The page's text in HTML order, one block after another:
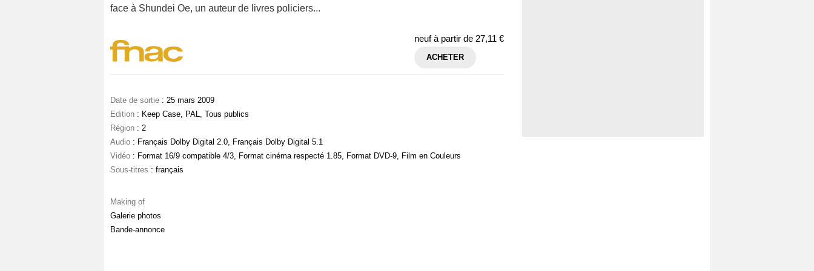
face à Shundei Oe, un auteur de livres policiers...
neuf à partir de 27,11 €
ACHETER
Date de sortie : 25 mars 2009
Edition : Keep Case, PAL, Tous publics
Région : 2
Audio : Français Dolby Digital 2.0, Français Dolby Digital 5.1
Vidéo : Format 16/9 compatible 4/3, Format cinéma respecté 1.85, Format DVD-9, Film en Couleurs
Sous-titres : français
Making of
Galerie photos
Bande-annonce